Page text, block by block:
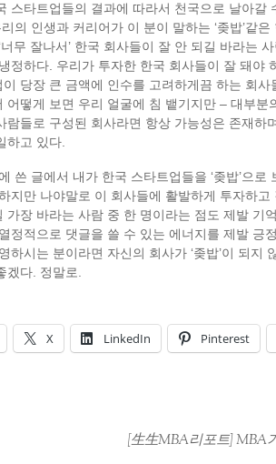
스타트업들의 결과에 따라서 천국으로 날아갈
의 인생과 커리어가 이 분이 말하는 ‘좆밥’같
무 잘나서’ 한국 회사들이 잘 안 되길 바라는
정하다. 우리가 투자한 한국 회사들이 잘 돼야
이 당장 큰 금액에 인수를 고려하게끔 하는 회
어떻게 보면 우리 얼굴에 침 뱉기지만 – 대부분
람들로 구성된 회사라면 항상 가능성은 존재하
하고 있다.
쓴 글에서 내가 한국 스타트업들을 ‘좆밥’으로
지만 나야말로 이 회사들에 활발하게 투자하고
가장 바라는 사람 중 한 명이라는 점도 제발 기
정적으로 댓글을 쓸 수 있는 에너지를 제발 긍
하시는 분이라면 자신의 회사가 ‘좆밥’이 되지
겠다. 정말로.
X LinkedIn Pinterest
[生生MBA리포트] MBA